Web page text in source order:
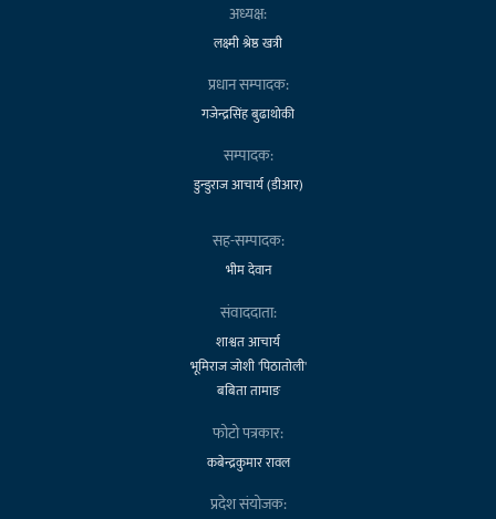
अध्यक्ष:
लक्ष्मी श्रेष्ठ खत्री
प्रधान सम्पादक:
गजेन्द्रसिंह बुढाथोकी
सम्पादक:
डुन्डुराज आचार्य (डीआर)
सह-सम्पादक:
भीम देवान
संवाददाता:
शाश्वत आचार्य
भूमिराज जोशी 'पिठातोली'
बबिता तामाङ
फोटो पत्रकार:
कबेन्द्रकुमार रावल
प्रदेश संयोजक: